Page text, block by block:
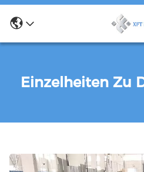
Einzelheiten Zu